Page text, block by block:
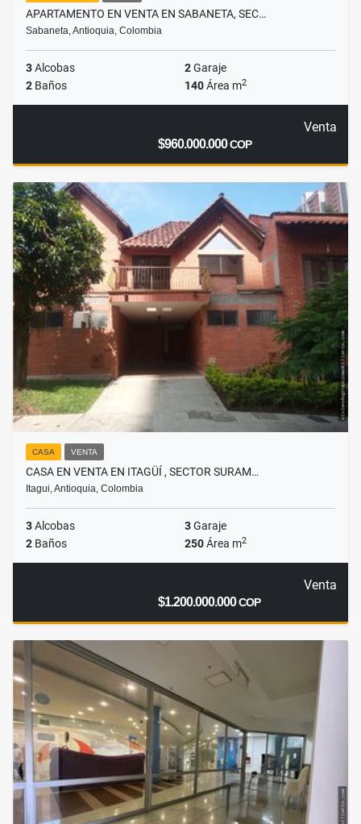
APARTAMENTO EN VENTA EN SABANETA, SEC…
Sabaneta, Antioquia, Colombia
3Alcobas 2Garaje
2 Baños 140Área m2
Venta
$960.000.000COP
CASA VENTA
CASA EN VENTA EN ITAGÜÍ , SECTOR SURAM…
Itagui, Antioquia, Colombia
3Alcobas 3Garaje
2 Baños 250Área m2
Venta
$1.200.000.000COP